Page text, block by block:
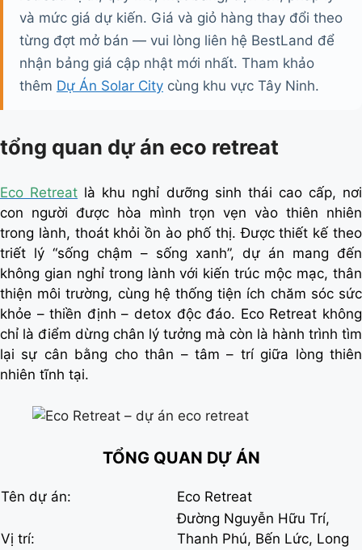
và mức giá dự kiến. Giá và giỏ hàng thay đổi theo
từng đợt mở bán — vui lòng liên hệ BestLand để
nhận bảng giá cập nhật mới nhất. Tham khảo
thêm Dự Án Solar City cùng khu vực Tây Ninh.
tổng quan dự án eco retreat
Eco Retreat là khu nghỉ dưỡng sinh thái cao cấp, nơi
con người được hòa mình trọn vẹn vào thiên nhiên
trong lành, thoát khỏi ồn ào phố thị. Được thiết kế theo
triết lý “sống chậm – sống xanh”, dự án mang đến
không gian nghỉ trong lành với kiến trúc mộc mạc, thân
thiện môi trường, cùng hệ thống tiện ích chăm sóc sức
khỏe – thiền định – detox độc đáo. Eco Retreat không
chỉ là điểm dừng chân lý tưởng mà còn là hành trình tìm
lại sự cân bằng cho thân – tâm – trí giữa lòng thiên
nhiên tĩnh tại.
TỔNG QUAN DỰ ÁN
Tên dự án: Eco Retreat
Vị trí:
Đường Nguyễn Hữu Trí,
Thanh Phú, Bến Lức, Long